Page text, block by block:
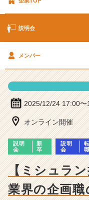
明
細
企
業
ら
カ
説明会
メンバー
2025/12/24 17:00〜
オンライン開催
説明
会
新
卒
説明
会
転
職
【ミシュラ
業界の企画職